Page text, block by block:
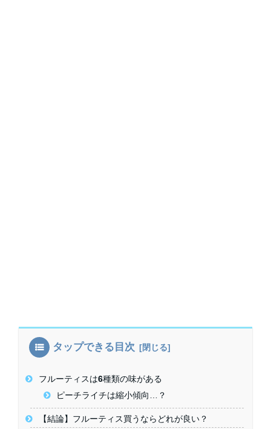
タップできる目次
フルーティスは6種類の味がある
ピーチライチは縮小傾向…？
【結論】フルーティス買うならどれが良い？